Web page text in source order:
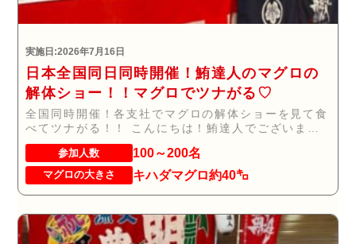
実施日:2026年7月16日
日本全国同日同時開催！鮪達人のマグロの
解体ショー！！マグロでツナがる♡
全国同時開催！各支社でマグロの解体ショーを見て食
べてツナがる！！ こんにちは！鮪達人でございま
す。...
参加人数 100～200名
マグロの大きさ キハダマグロ約40㌔